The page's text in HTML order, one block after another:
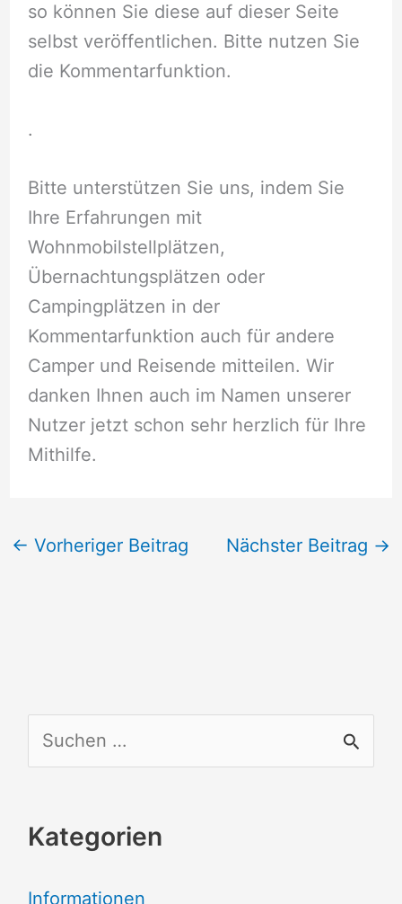
so können Sie diese auf dieser Seite
selbst veröffentlichen. Bitte nutzen Sie
die Kommentarfunktion.
.
Bitte unterstützen Sie uns, indem Sie
Ihre Erfahrungen mit
Wohnmobilstellplätzen,
Übernachtungsplätzen oder
Campingplätzen in der
Kommentarfunktion auch für andere
Camper und Reisende mitteilen. Wir
danken Ihnen auch im Namen unserer
Nutzer jetzt schon sehr herzlich für Ihre
Mithilfe.
← Vorheriger Beitrag Nächster Beitrag →
u
h
Kategorien
Informationen